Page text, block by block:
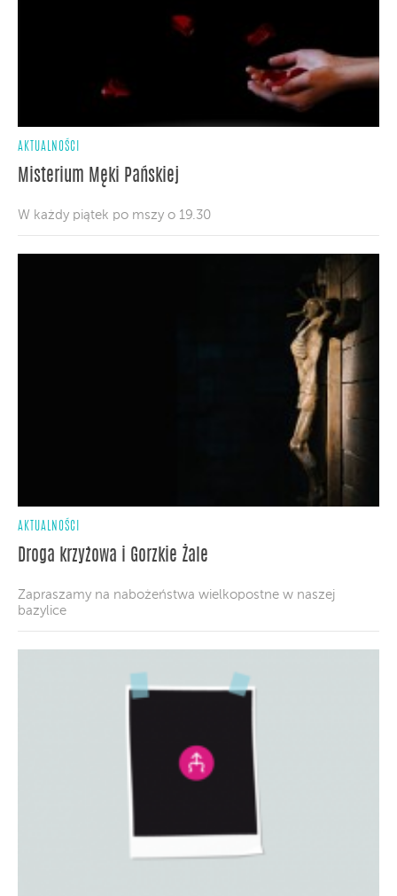
AKTUALNOŚCI
Misterium Męki Pańskiej
W każdy piątek po mszy o 19.30
AKTUALNOŚCI
Droga krzyżowa i Gorzkie Żale
Zapraszamy na nabożeństwa wielkopostne w naszej
bazylice